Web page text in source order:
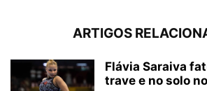
ARTIGOS
Flávia Saraiva
trave e no solo